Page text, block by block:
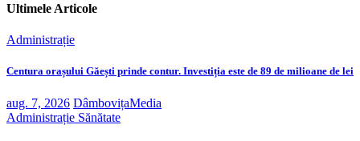
Ultimele Articole
Administrație
Centura orașului Găești prinde contur. Investiția este de 89 de milioane de lei
aug. 7, 2026 DâmbovițaMedia
Administrație Sănătate